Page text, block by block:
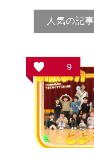
人気の記事
9